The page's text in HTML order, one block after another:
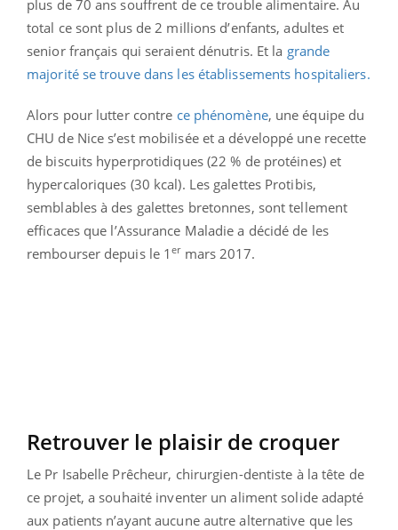
plus de 70 ans souffrent de ce trouble alimentaire. Au
total ce sont plus de 2 millions d’enfants, adultes et
senior français qui seraient dénutris. Et la grande
majorité se trouve dans les établissements hospitaliers.
Alors pour lutter contre ce phénomène, une équipe du
CHU de Nice s’est mobilisée et a développé une recette
de biscuits hyperprotidiques (22 % de protéines) et
hypercaloriques (30 kcal). Les galettes Protibis,
semblables à des galettes bretonnes, sont tellement
efficaces que l’Assurance Maladie a décidé de les
rembourser depuis le 1ermars 2017.
Retrouver le plaisir de croquer
Le Pr Isabelle Prêcheur, chirurgien-dentiste à la tête de
ce projet, a souhaité inventer un aliment solide adapté
aux patients n’ayant aucune autre alternative que les